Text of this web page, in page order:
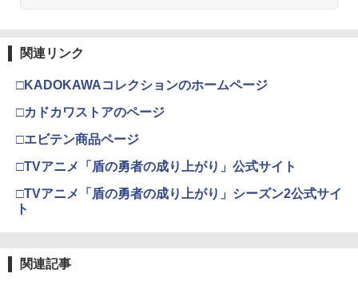
関連リンク
□KADOKAWAコレクションのホームページ
□カドカワストアのページ
□エビテン商品ページ
□TVアニメ「盾の勇者の成り上がり」公式サイト
□TVアニメ「盾の勇者の成り上がり」シーズン2公式サイ
ト
関連記事